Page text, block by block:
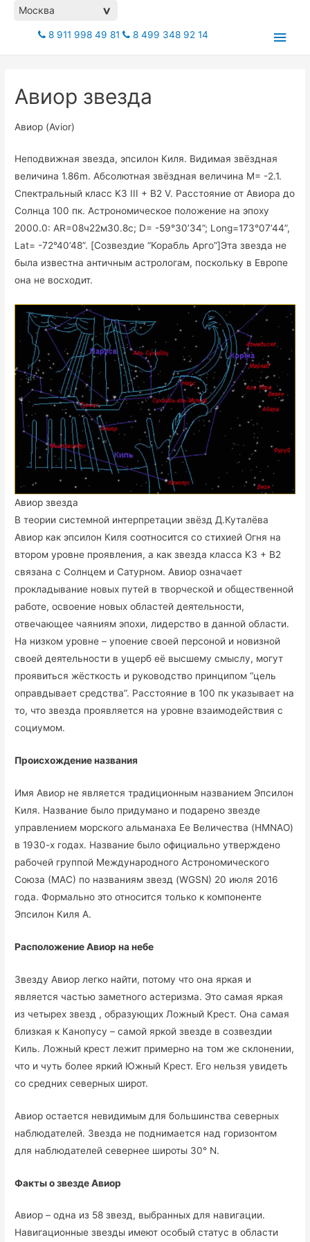
Москва >
8 911 998 49 81 8 499 348 92 14
Авиор звезда
Авиор (Avior)
Неподвижная звезда, эпсилон Киля. Видимая звёздная
величина 1.86m. Абсолютная звёздная величина М= -2.1.
Спектральный класс K3 III + B2 V. Расстояние от Авиора до
Солнца 100 пк. Астрономическое положение на эпоху
2000.0: AR=08ч22м30.8с; D= -59°30’34”; Long=173°07’44”,
Lat= -72°40’48”. [Созвездие “Корабль Арго”]Эта звезда не
была известна античным астрологам, поскольку в Европе
она не восходит.
Авиор звезда
В теории системной интерпретации звёзд Д.Куталёва
Авиор как эпсилон Киля соотносится со стихией Огня на
втором уровне проявления, а как звезда класса K3 + B2
связана с Солнцем и Сатурном. Авиор означает
прокладывание новых путей в творческой и общественной
работе, освоение новых областей деятельности,
отвечающее чаяниям эпохи, лидерство в данной области.
На низком уровне – упоение своей персоной и новизной
своей деятельности в ущерб её высшему смыслу, могут
проявиться жёсткость и руководство принципом “цель
оправдывает средства”. Расстояние в 100 пк указывает на
то, что звезда проявляется на уровне взаимодействия с
социумом.
Происхождение названия
Имя Авиор не является традиционным названием Эпсилон
Киля. Название было придумано и подарено звезде
управлением морского альманаха Ее Величества (HMNAO)
в 1930-х годах. Название было официально утверждено
рабочей группой Международного Астрономического
Союза (МАС) по названиям звезд (WGSN) 20 июля 2016
года. Формально это относится только к компоненте
Эпсилон Киля А.
Расположение Авиор на небе
Звезду Авиор легко найти, потому что она яркая и
является частью заметного астеризма. Это самая яркая
из четырех звезд , образующих Ложный Крест. Она самая
близкая к Канопусу – самой яркой звезде в созвездии
Киль. Ложный крест лежит примерно на том же склонении,
что и чуть более яркий Южный Крест. Его нельзя увидеть
со средних северных широт.
Авиор остается невидимым для большинства северных
наблюдателей. Звезда не поднимается над горизонтом
для наблюдателей севернее широты 30° N.
Факты о звезде Авиор
Авиор – одна из 58 звезд, выбранных для навигации.
Навигационные звезды имеют особый статус в области